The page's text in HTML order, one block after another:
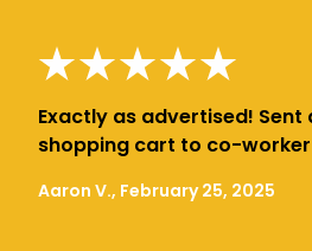
Exactly as advertised! Sent
shopping cart to co-
Aaron V., February 25, 2025